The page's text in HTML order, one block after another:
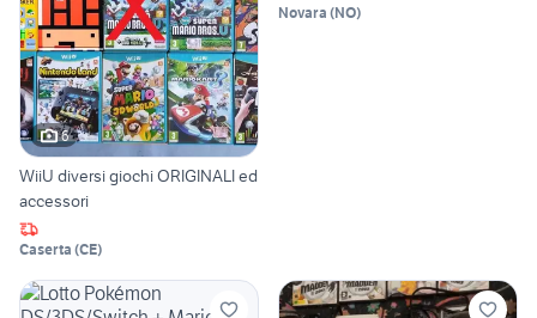
6
WiiU diversi giochi ORIGINALI ed
accessori
Caserta (CE)
Novara (NO)